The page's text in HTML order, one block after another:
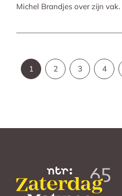
Michel Brandjes over zijn vak.
1 2 3 4